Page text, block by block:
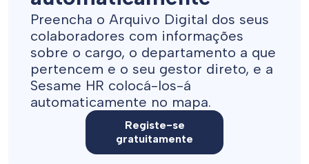
Preencha o Arquivo Digital dos seus
colaboradores com informações
sobre o cargo, o departamento a que
pertencem e o seu gestor direto, e a
Sesame HR colocá-los-á
automaticamente no mapa.
Registe-se
gratuitamente